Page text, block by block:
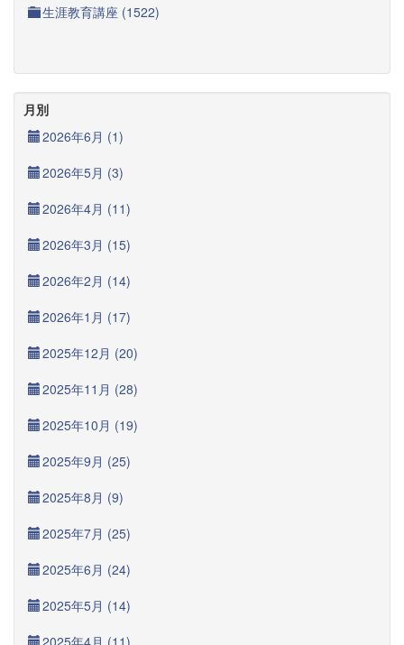
生涯教育講座 (1522)
月別
2026年6月 (1)
2026年5月 (3)
2026年4月 (11)
2026年3月 (15)
2026年2月 (14)
2026年1月 (17)
2025年12月 (20)
2025年11月 (28)
2025年10月 (19)
2025年9月 (25)
2025年8月 (9)
2025年7月 (25)
2025年6月 (24)
2025年5月 (14)
2025年4月 (11)